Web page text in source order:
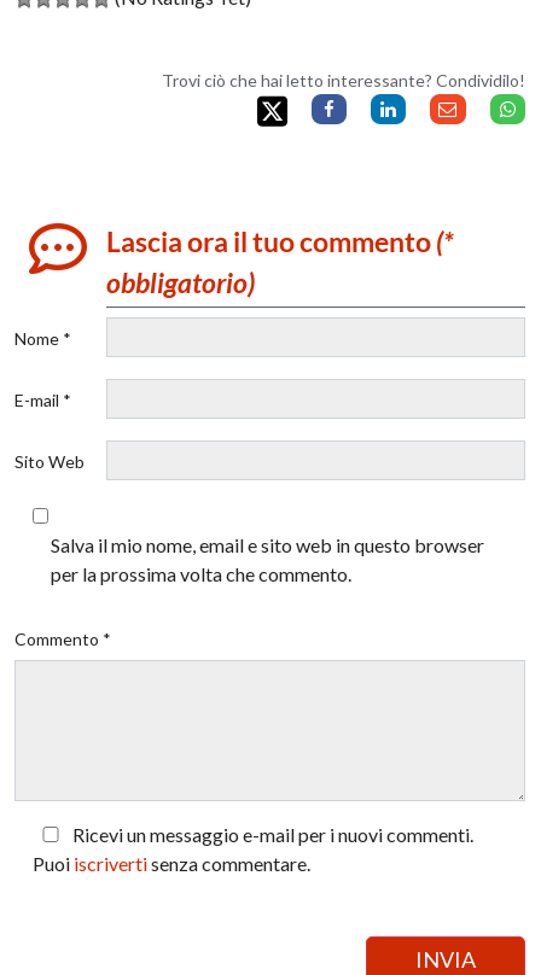
Trovi ciò che hai letto interessante? Condividilo!
Lascia ora il tuo commento(*
obbligatorio)
Nome *
E-mail *
Sito Web
Salva il mio nome, email e sito web in questo browser
per la prossima volta che commento.
Commento *
Ricevi un messaggio e-mail per i nuovi commenti.
Puoi iscrivertisenza commentare.